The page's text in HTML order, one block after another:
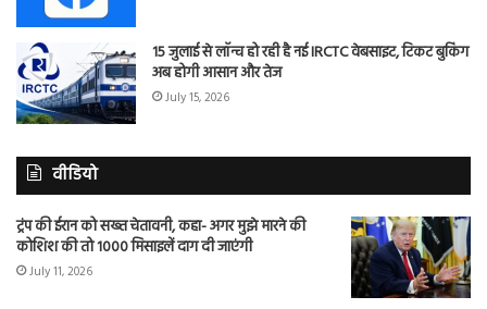
15 जुलाई से लॉन्च हो रही है नई IRCTC वेबसाइट, टिकट बुकिंग
अब होगी आसान और तेज
July 15, 2026
वीडियो
ट्रंप की ईरान को सख्त चेतावनी, कहा- अगर मुझे मारने की
कोशिश की तो 1000 मिसाइलें दाग दी जाएंगी
July 11, 2026